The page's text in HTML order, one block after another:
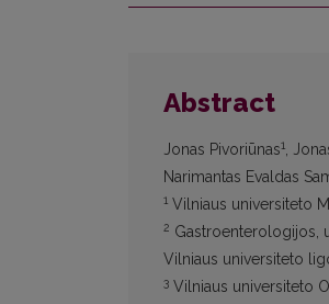
Abstract
Jonas Pivoriūnas1,
Narimantas Evaldas
1 Vilniaus universiteto
2 Gastroenterologijos,
Vilniaus universiteto
3 Vilniaus universiteto